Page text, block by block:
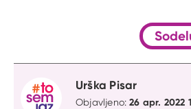
Urška Pisar
Objavljeno:26 apr. 2022